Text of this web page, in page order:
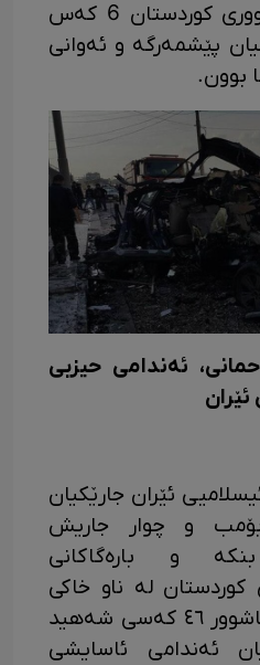
2018-2023 لە باشووری کوردستان 6 کەس
پێشمەرگە و ئەوانی
بوون.
ئەندامی حیزبی
ئێران جارێکیان
بۆمب و چوار جاریش
بنکە و بارەگاکانی
کوردستان لە ناو خاکی
هەرێمی کوردستانی باشوور ٤٦ کەسی شەهید
ئەندامی ئاسایشی